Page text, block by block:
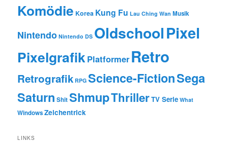
Komödie Korea Kung Fu Lau Ching Wan Musik
Nintendo Nintendo DS OldschoolPixel
Pixelgrafik Platformer Retro
Retrografik RPG Science-FictionSega
Saturn ShitShmupThrillerTV Serie What
WindowsZeichentrick
LINKS